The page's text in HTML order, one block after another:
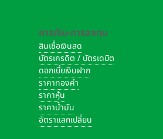
การเงิน-การลงทุน
สินเชื่อเงินสด
บัตรเครดิต / บัตรเดบิต
ดอกเบี้ยเงินฝาก
ราคาทองคำ
ราคาหุ้น
ราคาน้ำมัน
อัตราแลกเปลี่ยน